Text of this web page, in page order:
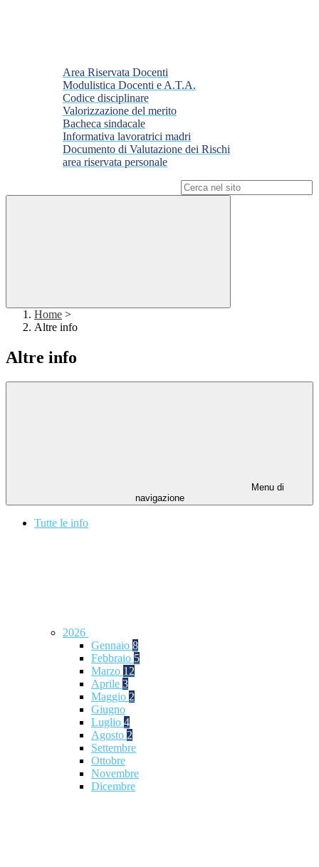
Area Riservata Docenti
Modulistica Docenti e A.T.A.
Codice disciplinare
Valorizzazione del merito
Bacheca sindacale
Informativa lavoratrici madri
Documento di Valutazione dei Rischi
area riservata personale
Home >
Altre info
Altre info
Menu di
navigazione
Tutte le info
2026
Gennaio 8
Febbraio 5
Marzo 12
Aprile 3
Maggio 2
Giugno
Luglio 4
Agosto 2
Settembre
Ottobre
Novembre
Dicembre